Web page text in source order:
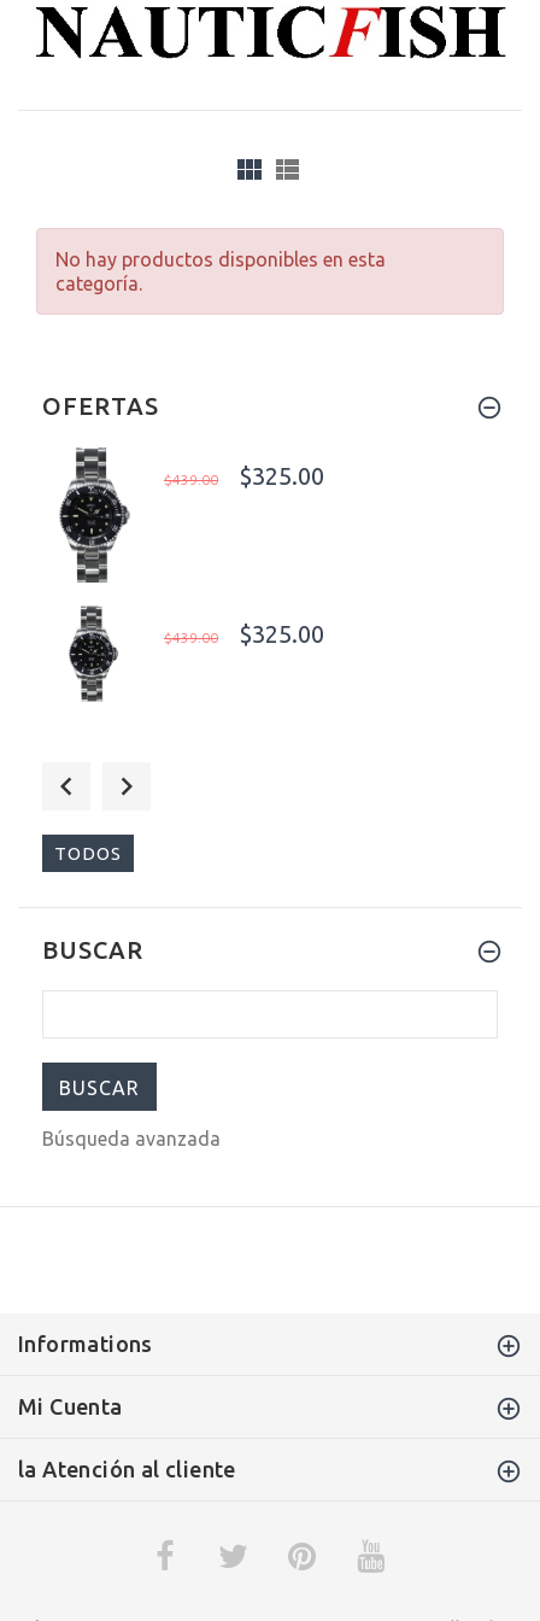
No hay productos disponibles en esta
categoría.
OFERTAS
$439.00 $325.00
$439.00 $325.00
TODOS
BUSCAR
Búsqueda avanzada
Informations
Mi Cuenta
la Atención al cliente